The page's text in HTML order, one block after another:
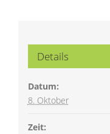
Details
Datum:
8. Oktober
Zeit: